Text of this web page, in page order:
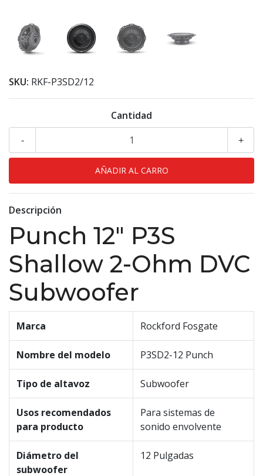
SKU: RKF-P3SD2/12
Cantidad
+
-
Descripción
Punch 12" P3S
Shallow 2-Ohm DVC
Subwoofer
Marca Rockford Fosgate
Nombre del modelo P3SD2-12 Punch
Tipo de altavoz Subwoofer
Usos recomendados
para producto
Para sistemas de
sonido envolvente
Diámetro del
subwoofer
12 Pulgadas